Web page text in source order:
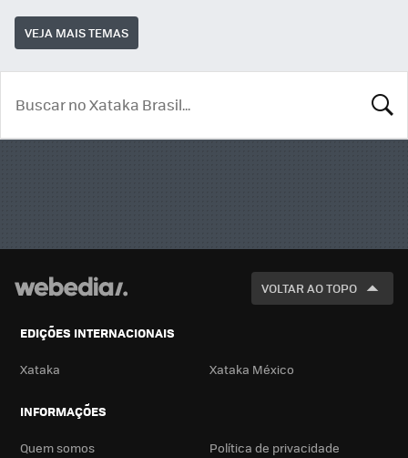
VEJA MAIS TEMAS
VOLTAR AO TOPO
EDIÇÕES INTERNACIONAIS
Xataka Xataka México
INFORMAÇÕES
Quem somos Política de privacidade